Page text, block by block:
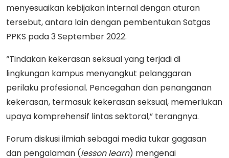
menyesuaikan kebijakan internal dengan aturan
tersebut, antara lain dengan pembentukan Satgas
PPKS pada 3 September 2022.
“Tindakan kekerasan seksual yang terjadi di
lingkungan kampus menyangkut pelanggaran
perilaku profesional. Pencegahan dan penanganan
kekerasan, termasuk kekerasan seksual, memerlukan
upaya komprehensif lintas sektoral,” terangnya.
Forum diskusi ilmiah sebagai media tukar gagasan
dan pengalaman (lesson learn) mengenai